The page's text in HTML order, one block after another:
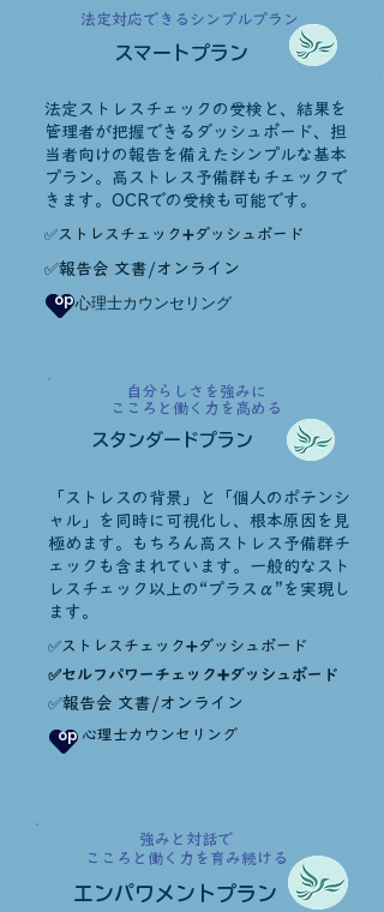
法定対応できるシンプルプラン
スマートプラン
法定ストレスチェックの受検と、結果を
管理者が把握できるダッシュボード、担
当者向けの報告を備えたシンプルな基本
プラン。高ストレス予備群もチェックで
きます。OCRでの受検も可能です。
​✅ストレスチェック➕ダッシュボード
✅報告会 文書/オンライン
​op​心理士カウンセリング
自分らしさを強みに
こころと働く力を高める
スタンダードプラン
「ストレスの背景」と「個人のポテンシ
ャル」を同時に可視化し、根本原因を見
極めます。もちろん高ストレス予備群チ
ェックも含まれています。一般的なスト
レスチェック以上の“プラスα”を実現し
ます。
​✅ストレスチェック➕ダッシュボード
​✅セルフパワーチェック➕ダッシュボード
✅報告会 文書/オンライン
​op ​心理士カウンセリング
強みと対話で
こころと働く力を育み続ける
エンパワメントプラン